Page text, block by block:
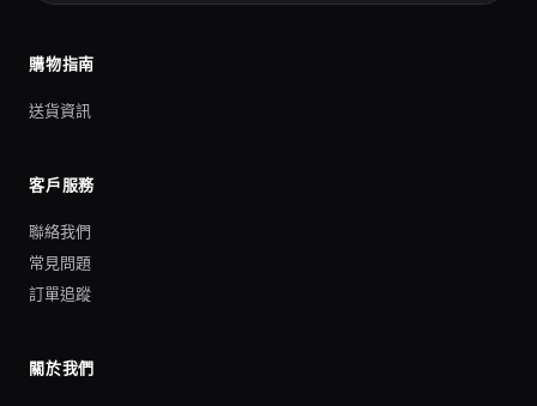
購物指南
送貨資訊
客戶服務
聯絡我們
常見問題
訂單追蹤
關於我們